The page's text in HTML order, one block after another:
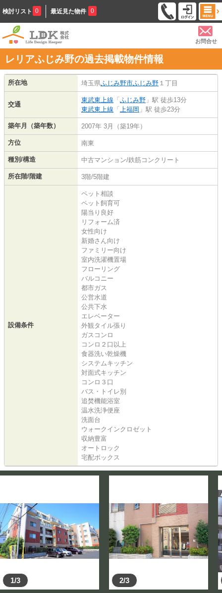
検討リスト 0 最近見た物件 0
お問合せ
レリアふじみ野の過去掲載物件情報
所在地 埼玉県ふじみ野市ふじみ野 １丁目
交通
東武東上線 「 ふじみ野 」駅 徒歩13分
東武東上線 「 上福岡 」駅 徒歩23分
築年月（築年数） 2007年 3月（築19年）
方位 南東
種別/構造 中古マンション/鉄筋コンクリート
所在階/階建 3階/5階建
設備条件
ペット相談
ペット飼育可
陽当り良好
リフォーム済
女性向け
新婚さん向け
ファミリー向け
室内洗濯機置場
フローリング
バルコニー
都市ガス
公営水道
公共下水
エレベーター
外観タイル張り
ガスコンロ
コンロ２口以上
食器洗い乾燥機
システムキッチン
対面式キッチン
コンロ３口
バス・トイレ別
追焚機能浴室
温水洗浄便座
洗面台
ウォークインクロゼット
収納豊富
オートロック
宅配ボックス
1/3 2/3